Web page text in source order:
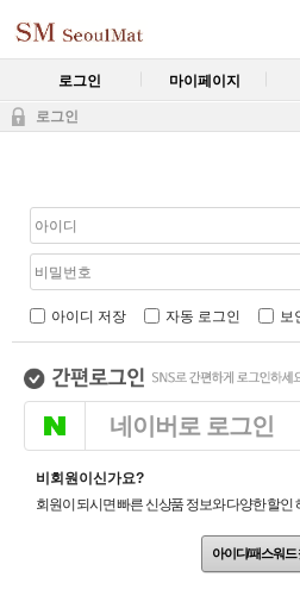
로그인 마이페이지
로그인
아이디 저장 자동 로그인 보
네이버로 로그인
비회원이신가요?
회원이 되시면 빠른 신상품 정보와 다양한 할인
아이디/패스워드